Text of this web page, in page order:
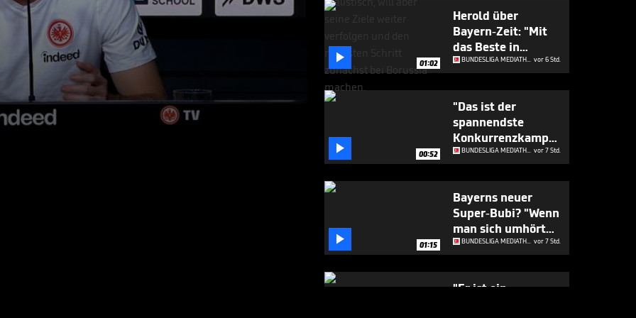
20.02.26
 01:02
Herold über
Bayern-Zeit: "Mit
das Beste in
Europa"
BUNDESLIGA MEDIATHEK HIGHLIGHTS vor 6 Std.
 00:52
"Das ist der
spannendste
Konkurrenzkampf
beim FC Bayern"
BUNDESLIGA MEDIATHEK HIGHLIGHTS vor 7 Std.
 01:15
Bayerns neuer
Super-Bubi? "Wenn
man sich umhört
..."
BUNDESLIGA MEDIATHEK HIGHLIGHTS vor 7 Std.
"Er ist ein